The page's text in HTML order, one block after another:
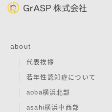
about
代表挨拶
若年性認知症について
aoba横浜北部
asahi横浜中西部